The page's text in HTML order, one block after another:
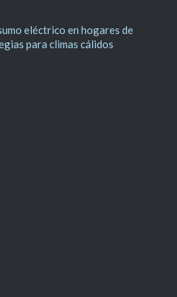
eléctrico en hogares de
para climas cálidos